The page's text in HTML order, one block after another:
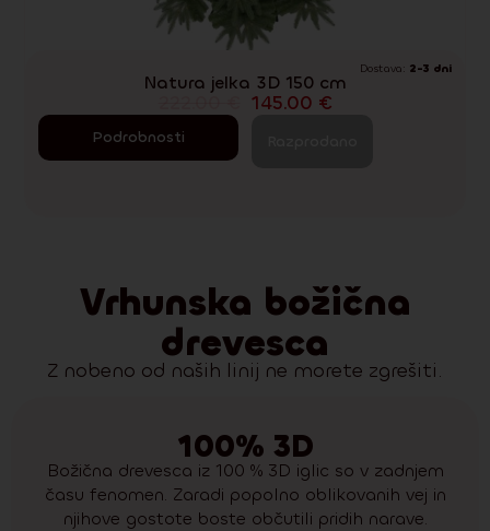
Dostava: 2-3 dni
Natura jelka 3D 150 cm
145.00 €
Podrobnosti
Vrhunska božična
drevesca
Z nobeno od naših linij ne morete zgrešiti.
100% 3D
Božična drevesca iz 100 % 3D iglic so v zadnjem
času fenomen. Zaradi popolno oblikovanih vej in
njihove gostote boste občutili pridih narave.